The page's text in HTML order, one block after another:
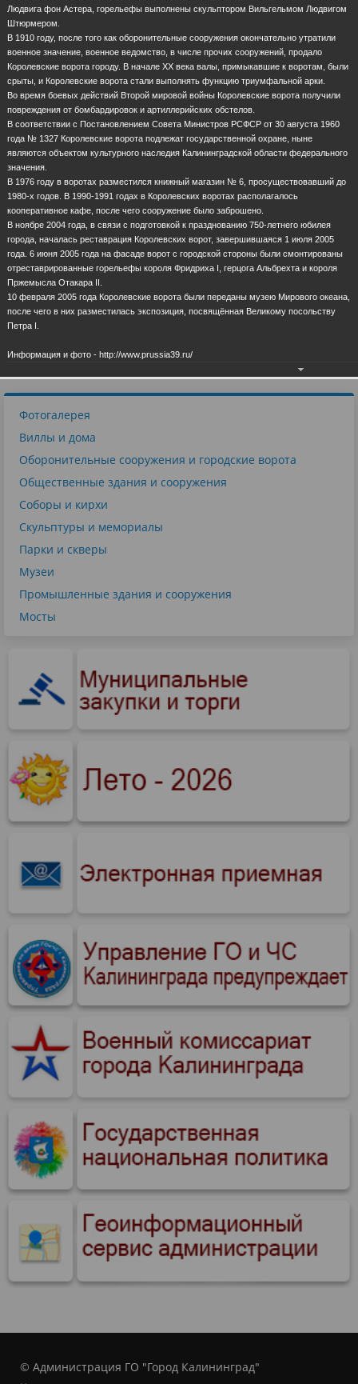
Фотогалерея
Виллы и дома
Оборонительные сооружения и городские ворота
Общественные здания и сооружения
Соборы и кирхи
Скульптуры и мемориалы
Парки и скверы
Музеи
Промышленные здания и сооружения
Мосты
© Администрация ГО "Город Калининград"
Людвига фон Астера, горельефы выполнены скульптором Вильгельмом Людвигом
Штюрмером.
В 1910 году, после того как оборонительные сооружения окончательно утратили
военное значение, военное ведомство, в числе прочих сооружений, продало
Королевские ворота городу. В начале XX века валы, примыкавшие к воротам, были
срыты, и Королевские ворота стали выполнять функцию триумфальной арки.
Во время боевых действий Второй мировой войны Королевские ворота получили
повреждения от бомбардировок и артиллерийских обстелов.
В соответствии с Постановлением Совета Министров РСФСР от 30 августа 1960
года № 1327 Королевские ворота подлежат государственной охране, ныне
являются объектом культурного наследия Калининградской области федерального
значения.
В 1976 году в воротах разместился книжный магазин № 6, просуществовавший до
1980-х годов. В 1990-1991 годах в Королевских воротах располагалось
кооперативное кафе, после чего сооружение было заброшено.
В ноябре 2004 года, в связи с подготовкой к празднованию 750-летнего юбилея
города, началась реставрация Королевских ворот, завершившаяся 1 июля 2005
года. 6 июня 2005 года на фасаде ворот с городской стороны были смонтированы
отреставрированные горельефы короля Фридриха I, герцога Альбрехта и короля
Пржемысла Отакара II.
10 февраля 2005 года Королевские ворота были переданы музею Мирового океана,
после чего в них разместилась экспозиция, посвящённая Великому посольству
Петра I.
Информация и фото - http://www.prussia39.ru/